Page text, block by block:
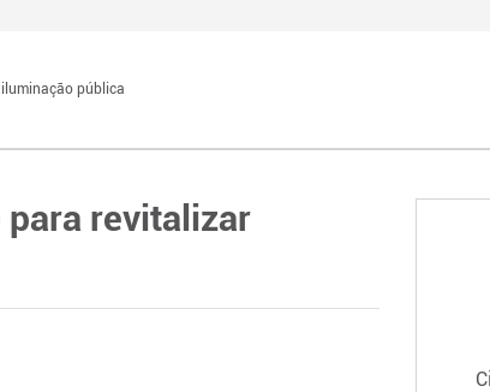
pública
para revitalizar